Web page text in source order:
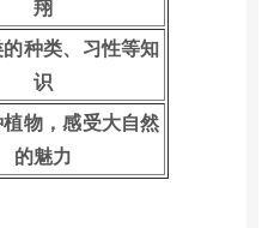
翔
种类、习性等知
识
物，感受大自然
的魅力